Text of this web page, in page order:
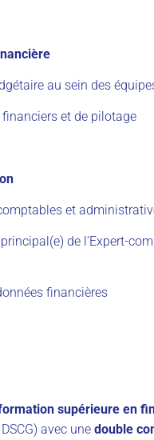
au sein des
et de pilotage
et
de l’Expert-
financières
supérieure en
avec une double